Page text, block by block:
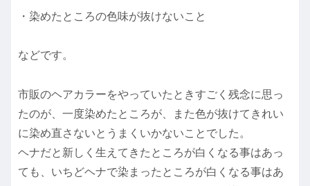
・染めたところの色味が抜けないこと
などです。
市販のヘアカラーをやっていたときすごく残念に思っ
たのが、一度染めたところが、また色が抜けてきれい
に染め直さないとうまくいかないことでした。
ヘナだと新しく生えてきたところが白くなる事はあっ
ても、いちどヘナで染まったところが白くなる事はあ